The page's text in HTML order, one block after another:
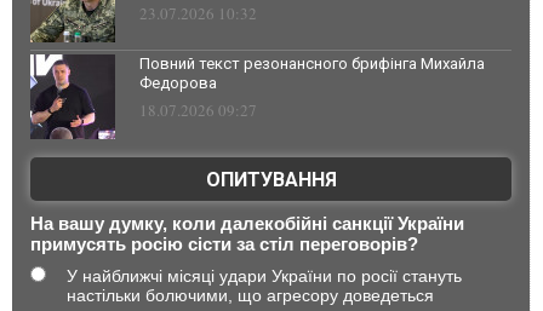
23.07.2026 10:32
Повний текст резонансного брифінга Михайла
Федорова
18.07.2026 09:27
ОПИТУВАННЯ
На вашу думку, коли далекобійні санкції України
примусять росію сісти за стіл переговорів?
У найближчі місяці удари України по росії стануть
настільки болючими, що агресору доведеться